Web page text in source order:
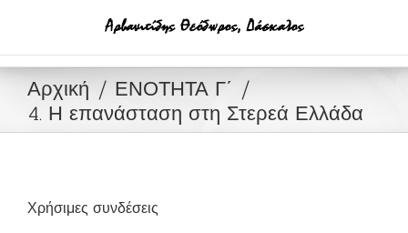
Αρχική
ΕΝΟΤΗΤΑ Γ΄
4. Η επανάσταση στη Στερεά Ελλάδα
Χρήσιμες συνδέσεις